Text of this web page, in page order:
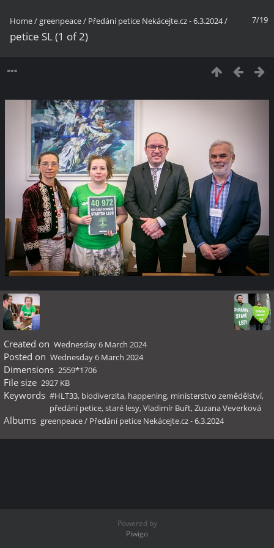
7/19
Home/ greenpeace/ Předání petice Nekácejte.cz - 6.3.2024/
petice SL (1 of 2)
Created on Wednesday 6 March 2024
Posted on Wednesday 6 March 2024
Dimensions 2559*1706
File size 2927 KB
Keywords #HLT33, biodiverzita, happening, ministerstvo zemědělství,
předání petice,staré lesy,Vladimír Buřt,Zuzana Veverková
Albums greenpeace/ Předání petice Nekácejte.cz - 6.3.2024
Powered by
Piwigo